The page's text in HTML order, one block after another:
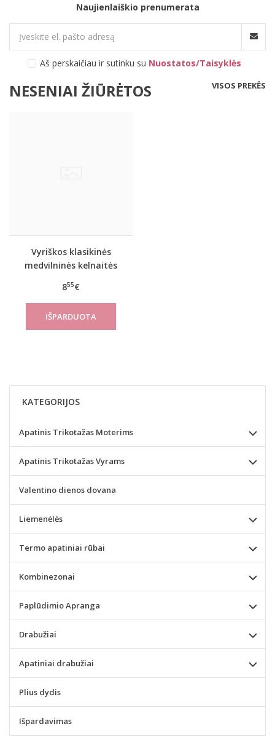
Naujienlaiškio prenumerata
Aš perskaičiau ir sutinku su Nuostatos/Taisyklės
NESENIAI ŽIŪRĖTOS VISOS PREKĖS
Vyriškos klasikinės
medvilninės kelnaitės
855€
KATEGORIJOS
Apatinis Trikotažas Moterims
Apatinis Trikotažas Vyrams
Valentino dienos dovana
Liemenėlės
Termo apatiniai rūbai
Kombinezonai
Paplūdimio Apranga
Drabužiai
Apatiniai drabužiai
Plius dydis
Išpardavimas